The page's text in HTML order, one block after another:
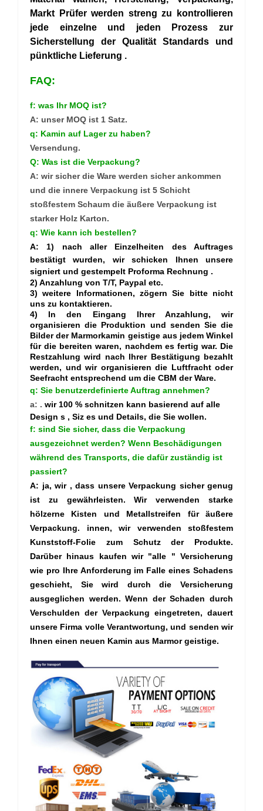
Markt
Prüfer werden streng zu kontrollieren
jede einzelne und jeden Prozess zur
Sicherstellung der Qualität Standards und
pünktliche Lieferung .
FAQ:
f: was Ihr MOQ ist?
A: unser MOQ ist 1 Satz.
q: Kamin auf Lager zu haben?
Versendung.
Q: Was ist die Verpackung?
A: wir sicher die Ware werden sicher ankommen
und die innere Verpackung ist 5 Schicht
stoßfestem Schaum die äußere Verpackung ist
starker Holz Karton.
q: Wie kann ich bestellen?
A: 1) nachaller Einzelheiten des Auftrages
bestätigt wurden, wir schicken Ihnen unsere
signiert und gestempelt Proforma Rechnung .
2) Anzahlung von T/T, Paypal etc.
3) weitere Informationen, zögern Sie bitte nicht
uns zu kontaktieren.
4) In den Eingang Ihrer Anzahlung, wir
organisieren die Produktion und senden Sie die
Bilder der Marmorkamin geistige aus jedem Winkel
für die bereiten waren, nachdem es fertig war. Die
Restzahlung wird nach Ihrer Bestätigung bezahlt
werden, und wir organisieren die Luftfracht oder
Seefracht entsprechend um die CBM der Ware.
q: Sie benutzerdefinierte Auftrag annehmen?
a: . wir 100 % schnitzen kann basierend auf alle
Design s , Siz es und Details, die Sie wollen.
f: sind Sie sicher, dass die Verpackung
ausgezeichnet werden? Wenn Beschädigungen
während des Transports, die dafür zuständig ist
passiert?
A: ja, wir , dass unsere Verpackung sicher genug
ist zu gewährleisten. Wir verwenden starke
hölzerne Kisten und Metallstreifen für äußere
Verpackung. innen, wir verwenden stoßfestem
Kunststoff-Folie zum Schutz der Produkte.
Darüber hinaus kaufen wir "alle " Versicherung
wie pro Ihre Anforderung im Falle eines Schadens
geschieht, Siewird durch dieVersicherung
ausgeglichen werden. Wenn der Schaden durch
Verschulden der Verpackung eingetreten, dauert
unsere Firma volle Verantwortung,und senden wir
Ihnen einen neuen Kamin aus Marmor geistige.